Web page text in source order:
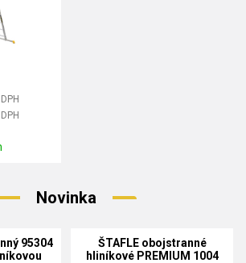
Novinka
95304
ŠTAFLE obojstranné
hliníkové PREMIUM 1004